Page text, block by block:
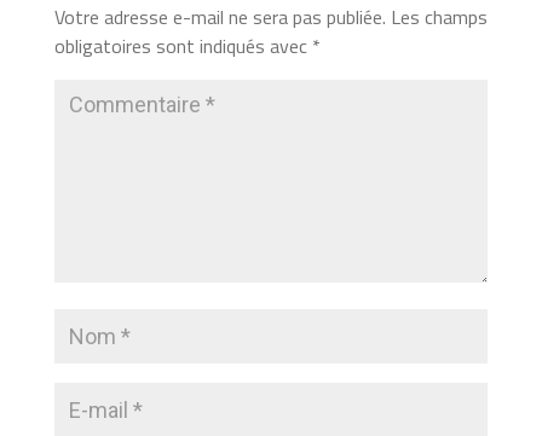
Votre adresse e-mail ne sera pas publiée. Les champs
obligatoires sont indiqués avec *